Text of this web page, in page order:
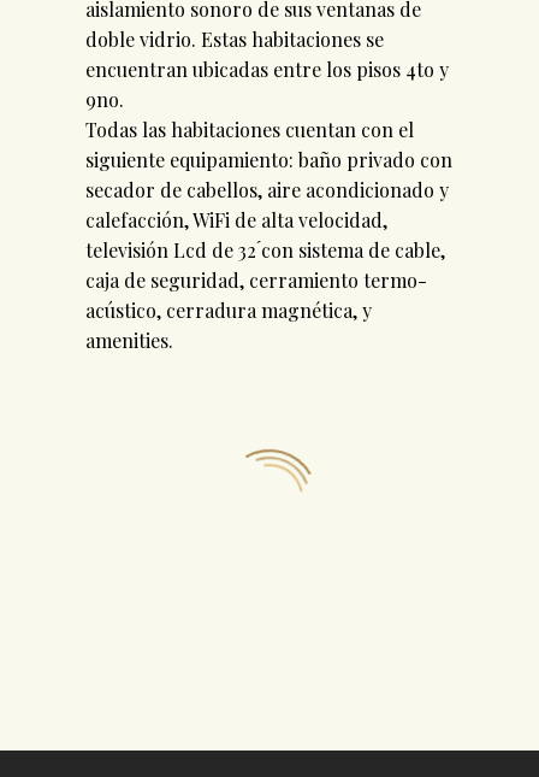
aislamiento sonoro de sus ventanas de
doble vidrio. Estas habitaciones se
encuentran ubicadas entre los pisos 4to y
9no.
Todas las habitaciones cuentan con el
siguiente equipamiento: baño privado con
secador de cabellos, aire acondicionado y
calefacción, WiFi de alta velocidad,
televisión Lcd de 32 ́con sistema de cable,
caja de seguridad, cerramiento termo-
acústico, cerradura magnética, y
amenities.